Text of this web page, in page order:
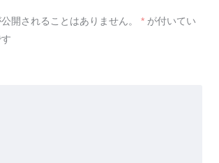
開されることはありません。 * が付いてい